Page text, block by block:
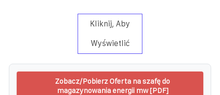
Kliknij, Aby
Wyświetlić
Zobacz/Pobierz Oferta na szafę do
magazynowania energii mw [PDF]